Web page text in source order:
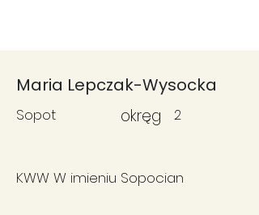
Maria Lepczak-Wysocka
Sopot okręg 2
KWW W imieniu Sopocian